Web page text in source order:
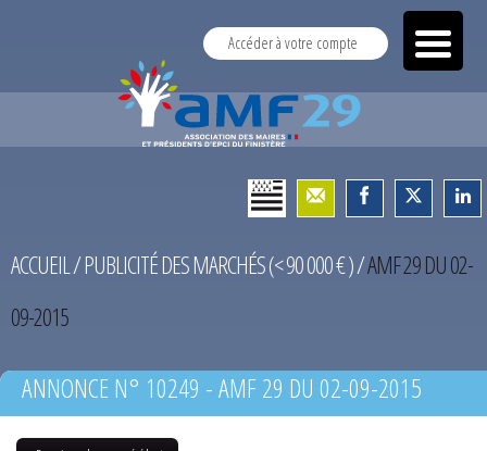
Accéder à votre compte
ACCUEIL/PUBLICITÉ DES MARCHÉS (< 90 000 € )/AMF 29 DU 02-
09-2015
ANNONCE N° 10249 - AMF 29 DU 02-09-2015